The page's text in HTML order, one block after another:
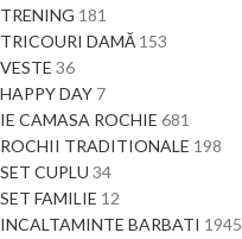
TRENING 181
TRICOURI DAMĂ 153
VESTE 36
HAPPY DAY 7
IE CAMASA ROCHIE 681
ROCHII TRADITIONALE 198
SET CUPLU 34
SET FAMILIE 12
INCALTAMINTE BARBATI 1945